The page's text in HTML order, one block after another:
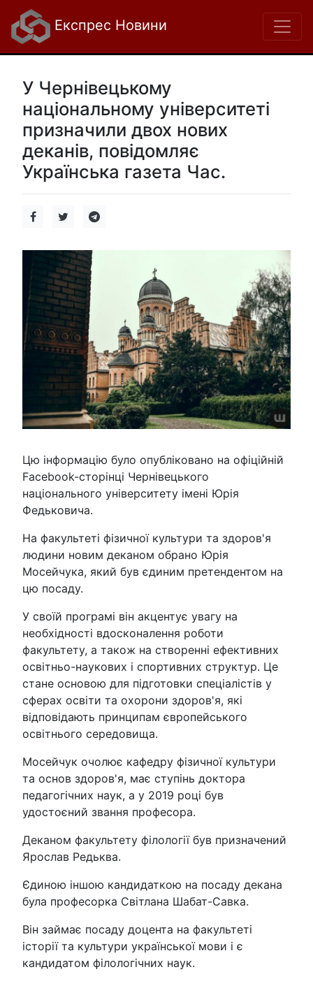
Експрес Новини
У Чернівецькому
національному університеті
призначили двох нових
деканів, повідомляє
Українська газета Час.
Цю інформацію було опубліковано на офіційній
Facebook-сторінці Чернівецького
національного університету імені Юрія
Федьковича.
На факультеті фізичної культури та здоров'я
людини новим деканом обрано Юрія
Мосейчука, який був єдиним претендентом на
цю посаду.
У своїй програмі він акцентує увагу на
необхідності вдосконалення роботи
факультету, а також на створенні ефективних
освітньо-наукових і спортивних структур. Це
стане основою для підготовки спеціалістів у
сферах освіти та охорони здоров'я, які
відповідають принципам європейського
освітнього середовища.
Мосейчук очолює кафедру фізичної культури
та основ здоров'я, має ступінь доктора
педагогічних наук, а у 2019 році був
удостоєний звання професора.
Деканом факультету філології був призначений
Ярослав Редьква.
Єдиною іншою кандидаткою на посаду декана
була професорка Світлана Шабат-Савка.
Він займає посаду доцента на факультеті
історії та культури української мови і є
кандидатом філологічних наук.